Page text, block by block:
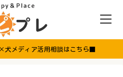
犬メディア活用相談はこちら■